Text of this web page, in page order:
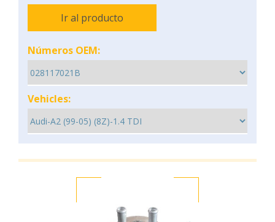
Ir al producto
Números OEM:
Vehicles: